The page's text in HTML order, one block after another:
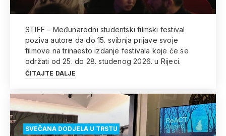
STIFF – Međunarodni studentski filmski festival
poziva autore da do 15. svibnja prijave svoje
filmove na trinaesto izdanje festivala koje će se
održati od 25. do 28. studenog 2026. u Rijeci.
ČITAJTE DALJE
SVEČANA DODJELA U TRSTU